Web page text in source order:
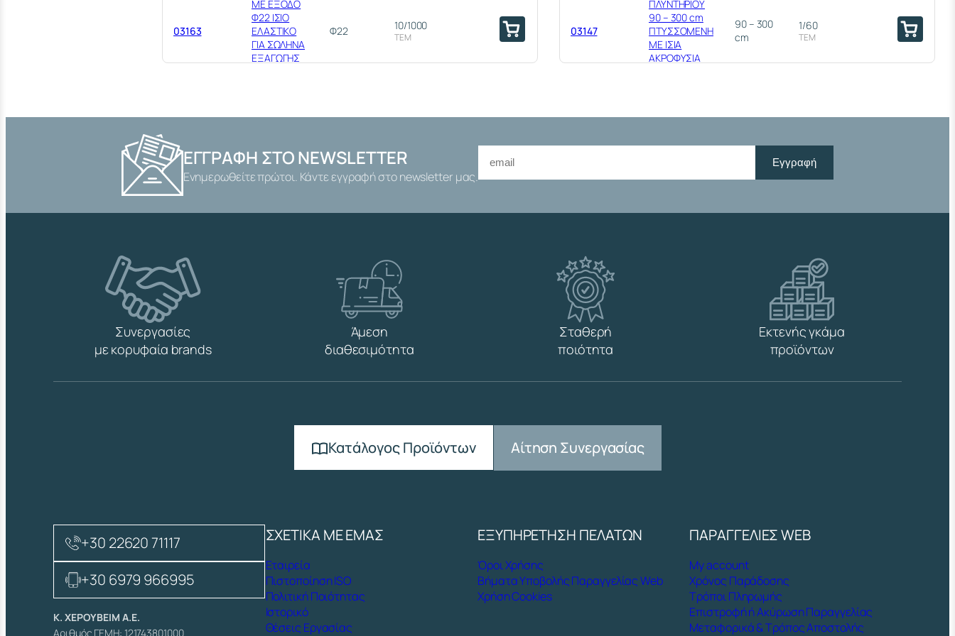
03163
ΜΕ ΕΞΟΔΟ
Φ22 ΙΣΙΟ
ΕΛΑΣΤΙΚΟ
ΓΙΑ ΣΩΛΗΝΑ
ΕΞΑΓΩΓΗΣ
Φ22 10/1000
ΤΕΜ 03147
ΠΛΥΝΤΗΡΙΟΥ
90 – 300 cm
ΠΤΥΣΣΟΜΕΝΗ
ΜΕ ΙΣΙΑ
ΑΚΡΟΦΥΣΙΑ
90 – 300
cm
1/60
ΤΕΜ
03148
ΠΛΥΝΤΗΡΙΟΥ
ΠΤΥΣΣΟΜΕΝΗ
Φ19 – Φ22
cm
ΤΕΜ
ΕΓΓΡΑΦΉ ΣΤΟ NEWSLETTER
Ενημερωθείτε πρώτοι. Κάντε εγγραφή στο newsletter μας.
Εγγραφή
Συνεργασίες
με κορυφαία brands
Άμεση
διαθεσιμότητα
Σταθερή
ποιότητα
Εκτενής γκάμα
προϊόντων
Κατάλογος Προϊόντων Αίτηση Συνεργασίας
+30 22620 71117
+30 6979 966995
Κ. ΧΕΡΟΥΒΕΙΜ Α.Ε.
Αριθμός ΓΕΜΗ: 121743801000
ΣΧΕΤΙΚΑ ΜΕ ΕΜΑΣ
Εταιρεία
Πιστοποίηση ISO
Πολιτική Ποιότητας
Ιστορικό
Θέσεις Εργασίας
ΕΞΥΠΗΡΕΤΗΣΗ ΠΕΛΑΤΩΝ
Όροι Χρήσης
Βήματα Υποβολής Παραγγελίας Web
Χρήση Cookies
ΠΑΡΑΓΓΕΛΙΕΣ WEB
My account
Χρόνος Παράδοσης
Τρόποι Πληρωμής
Επιστροφή ή Ακύρωση Παραγγελίας
Μεταφορικά & Τρόπος Αποστολής